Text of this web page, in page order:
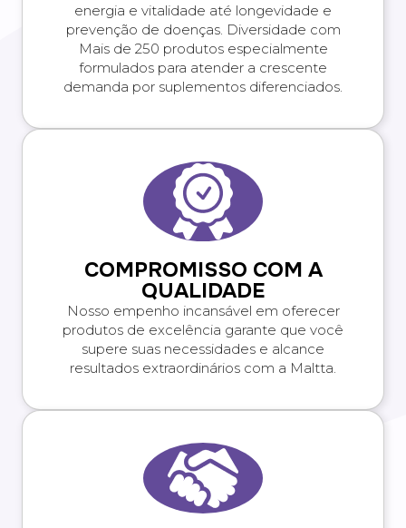
energia e vitalidade até longevidade e
prevenção de doenças. Diversidade com
Mais de 250 produtos especialmente
formulados para atender a crescente
demanda por suplementos diferenciados.
COMPROMISSO COM A
QUALIDADE
Nosso empenho incansável em oferecer
produtos de excelência garante que você
supere suas necessidades e alcance
resultados extraordinários com a Maltta.